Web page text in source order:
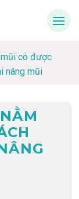
mũi có được
nâng mũi